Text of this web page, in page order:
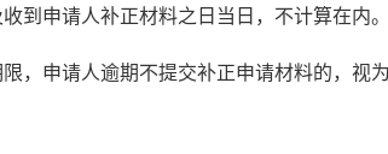
到申请人补正材料之日当日，不计算在内。
，申请人逾期不提交补正申请材料的，视